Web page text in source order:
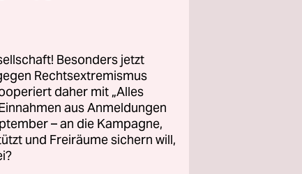
US-
auf
Besonders jetzt
Rechtsextremismus
daher mit „Alles
aus Anmeldungen
– an die Kampagne,
und Freiräume sichern will,